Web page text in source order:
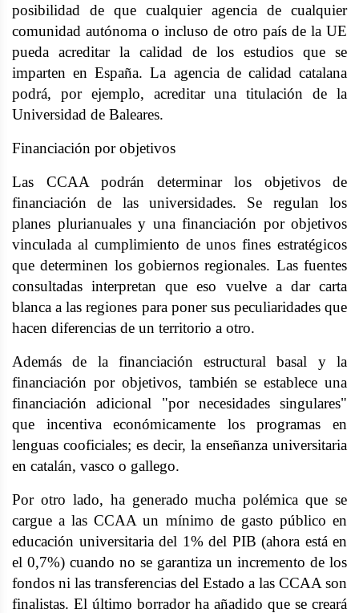
posibilidad de que cualquier agencia de cualquier
comunidad autónoma o incluso de otro país de la UE
pueda acreditar la calidad de los estudios que se
imparten en España. La agencia de calidad catalana
podrá, por ejemplo, acreditar una titulación de la
Universidad de Baleares.
Financiación por objetivos
Las CCAA podrán determinar los objetivos de
financiación de las universidades. Se regulan los
planes plurianuales y una financiación por objetivos
vinculada al cumplimiento de unos fines estratégicos
que determinen los gobiernos regionales. Las fuentes
consultadas interpretan que eso vuelve a dar carta
blanca a las regiones para poner sus peculiaridades que
hacen diferencias de un territorio a otro.
Además de la financiación estructural basal y la
financiación por objetivos, también se establece una
financiación adicional "por necesidades singulares"
que incentiva económicamente los programas en
lenguas cooficiales; es decir, la enseñanza universitaria
en catalán, vasco o gallego.
Por otro lado, ha generado mucha polémica que se
cargue a las CCAA un mínimo de gasto público en
educación universitaria del 1% del PIB (ahora está en
el 0,7%) cuando no se garantiza un incremento de los
fondos ni las transferencias del Estado a las CCAA son
finalistas. El último borrador ha añadido que se creará